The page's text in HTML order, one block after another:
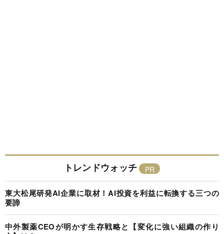
トレンドウォッチ
東大松尾研発AI企業に取材！AI投資を利益に転換する三つの
要諦
中外製薬CEOが明かす生存戦略と【変化に強い組織の作り